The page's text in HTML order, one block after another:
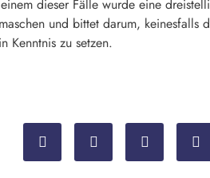
dieser Fälle wurde eine
und bittet darum,
Kenntnis zu setzen.